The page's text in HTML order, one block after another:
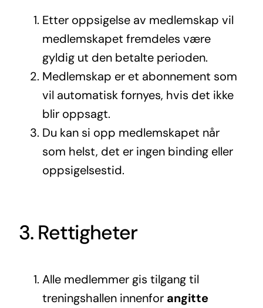
Etter oppsigelse av medlemskap vil
medlemskapet fremdeles være
gyldig ut den betalte perioden.
Medlemskap er et abonnement som
vil automatisk fornyes, hvis det ikke
blir oppsagt.
Du kan si opp medlemskapet når
som helst, det er ingen binding eller
oppsigelsestid.
3. Rettigheter
Alle medlemmer gis tilgang til
treningshallen innenfor angitte